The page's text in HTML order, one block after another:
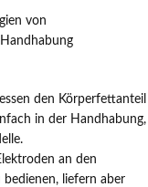
von
den Körperfettanteil
in der Handhabung,
an den
liefern aber